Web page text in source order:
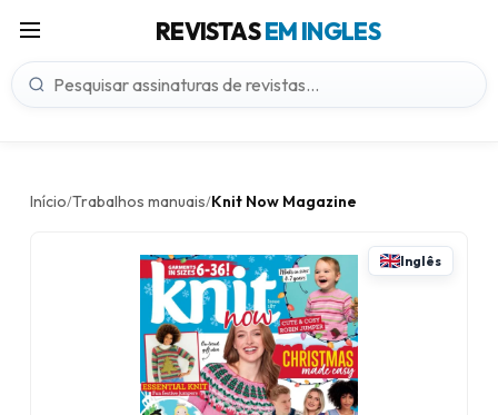
REVISTASEM INGLES
Início/Trabalhos manuais/Knit Now Magazine
Inglês